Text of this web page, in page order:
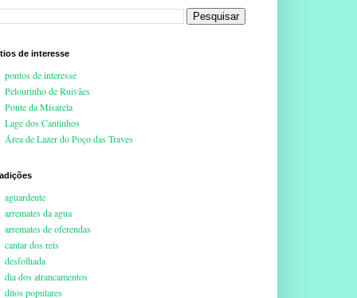
de interesse
pontos de interesse
Pelourinho de Ruivães
Ponte da Misarela
Lage dos Cantinhos
Área de Lazer do Poço das Traves
aguardente
arremates da agua
arremates de oferendas
cantar dos reis
desfolhada
dia dos atrancamentos
ditos populares